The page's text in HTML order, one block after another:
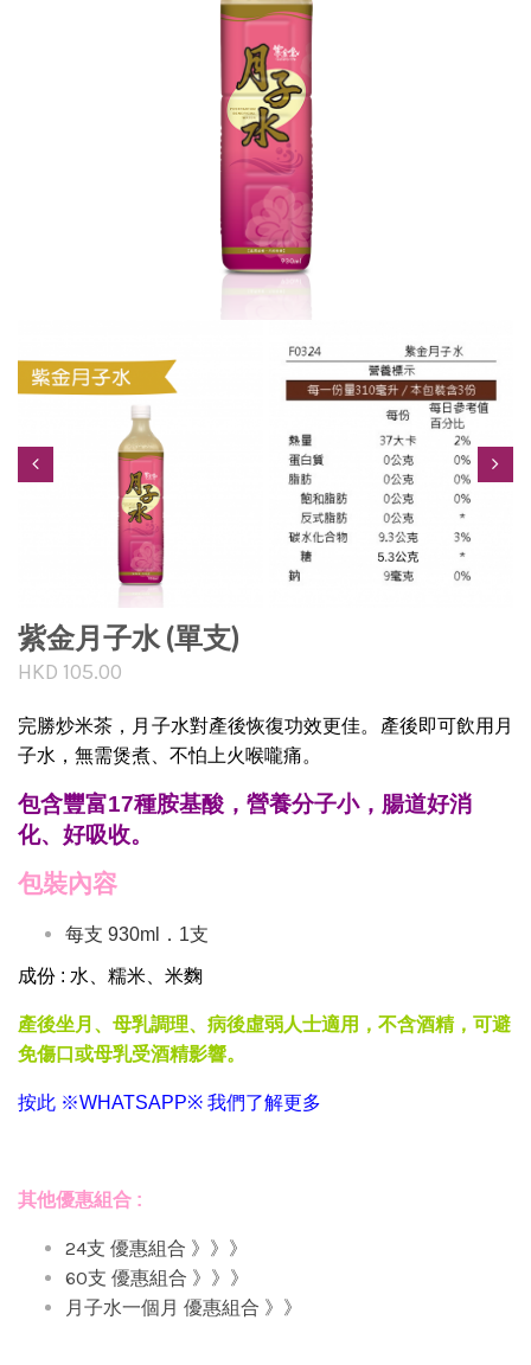
紫金月子水 (單支)
HKD 105.00
完勝炒米茶，月子水對產後恢復功效更佳。產後即可飲用月
子水，無需煲煮、不怕上火喉嚨痛。
包含豐富17種胺基酸，營養分子小，腸道好消
化、好吸收。
包裝內容
每支 930ml．1支
成份 : 水、糯米、米麴
產後坐月、母乳調理、病後虛弱人士適用，不含酒精，可避
免傷口或母乳受酒精影響。
按此 ※WHATSAPP※ 我們了解更多
其他優惠組合 :
24支 優惠組合 》》》
60支 優惠組合 》》》
月子水一個月 優惠組合 》》